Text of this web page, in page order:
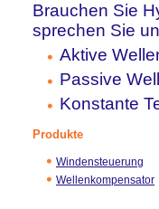
Brauchen Sie
sprechen Sie
Aktive
Passive
Konstante
Produkte
Windensteuerung
Wellenkompensator